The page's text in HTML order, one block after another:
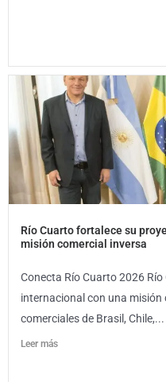
Río Cuarto fortalece su
misión comercial inversa
Conecta Río Cuarto 2026
internacional con una
comerciales de Brasil, Chile,...
Leer más